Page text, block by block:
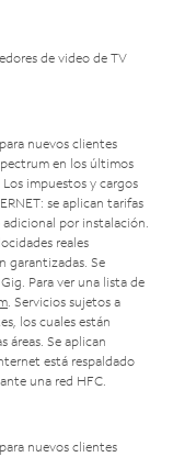
de video de TV
nuevos clientes
en los últimos
impuestos y cargos
se aplican tarifas
por instalación.
reales
garantizadas. Se
Para ver una lista de
. Servicios sujetos a
los cuales están
áreas. Se aplican
está respaldado
una red HFC.
nuevos clientes